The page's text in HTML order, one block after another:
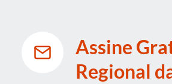
Assine
Regional